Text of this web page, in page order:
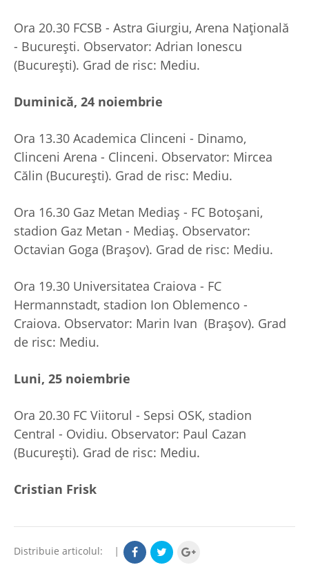
Ora 20.30 FCSB - Astra Giurgiu, Arena Națională
- București. Observator: Adrian Ionescu
(București). Grad de risc: Mediu.
Duminică, 24 noiembrie
Ora 13.30 Academica Clinceni - Dinamo,
Clinceni Arena - Clinceni. Observator: Mircea
Călin (București). Grad de risc: Mediu.
Ora 16.30 Gaz Metan Mediaș - FC Botoșani,
stadion Gaz Metan - Mediaș. Observator:
Octavian Goga (Brașov). Grad de risc: Mediu.
Ora 19.30 Universitatea Craiova - FC
Hermannstadt, stadion Ion Oblemenco -
Craiova. Observator: Marin Ivan (Brașov). Grad
de risc: Mediu.
Luni, 25 noiembrie
Ora 20.30 FC Viitorul - Sepsi OSK, stadion
Central - Ovidiu. Observator: Paul Cazan
(București). Grad de risc: Mediu.
Cristian Frisk
Distribuie articolul: |